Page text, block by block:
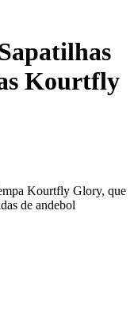
Kourtfly
Kourtfly Glory, que
de andebol